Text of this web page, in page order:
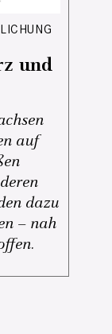
und
auf
dazu
– nah